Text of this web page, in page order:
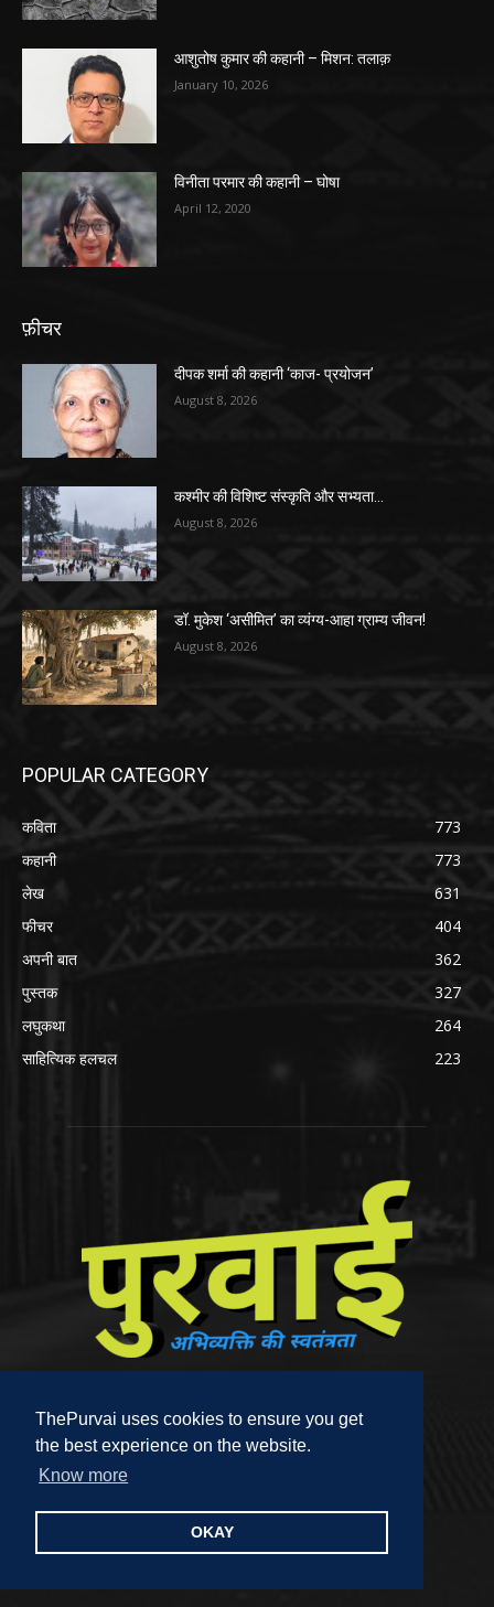
ThePurvai uses cookies to ensure you get
the best experience on the website.
Know more
OKAY
आशुतोष कुमार की कहानी – मिशन: तलाक़
January 10, 2026
विनीता परमार की कहानी – घोषा
April 12, 2020
फ़ीचर
दीपक शर्मा की कहानी ‘काज- प्रयोजन’
August 8, 2026
कश्मीर की विशिष्ट संस्कृति और सभ्यता…
August 8, 2026
डॉ. मुकेश ‘असीमित’ का व्यंग्य-आहा ग्राम्य जीवन!
August 8, 2026
POPULAR CATEGORY
कविता
773
कहानी
773
लेख
631
फीचर
404
अपनी बात
362
पुस्तक
327
लघुकथा
264
साहित्यिक हलचल
223